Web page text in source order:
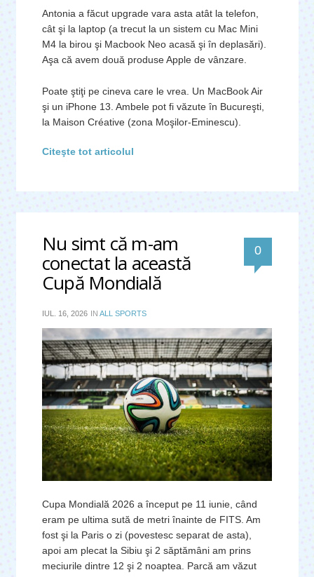
Antonia a făcut upgrade vara asta atât la telefon,
cât şi la laptop (a trecut la un sistem cu Mac Mini
M4 la birou şi Macbook Neo acasă şi în deplasări).
Aşa că avem două produse Apple de vânzare.
Poate ştiţi pe cineva care le vrea. Un MacBook Air
şi un iPhone 13. Ambele pot fi văzute în Bucureşti,
la Maison Créative (zona Moşilor-Eminescu).
Citeşte tot articolul
Nu simt că m-am
conectat la această
Cupă Mondială
0
IUL. 16, 2026 IN ALL SPORTS
Cupa Mondială 2026 a început pe 11 iunie, când
eram pe ultima sută de metri înainte de FITS. Am
fost şi la Paris o zi (povestesc separat de asta),
apoi am plecat la Sibiu şi 2 săptămâni am prins
meciurile dintre 12 şi 2 noaptea. Parcă am văzut